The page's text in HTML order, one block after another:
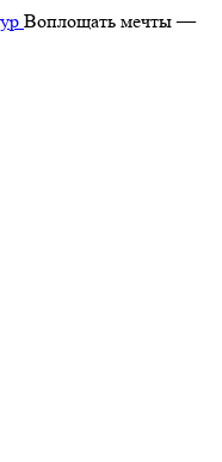
Воплощать мечты —